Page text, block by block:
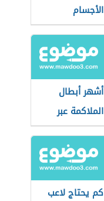
الأجسام
أشهر أبطال
الملاكمة عبر
التاريخ
كم يحتاج لاعب